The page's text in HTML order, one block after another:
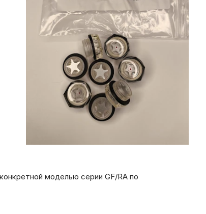
моделью серии GF/RA по